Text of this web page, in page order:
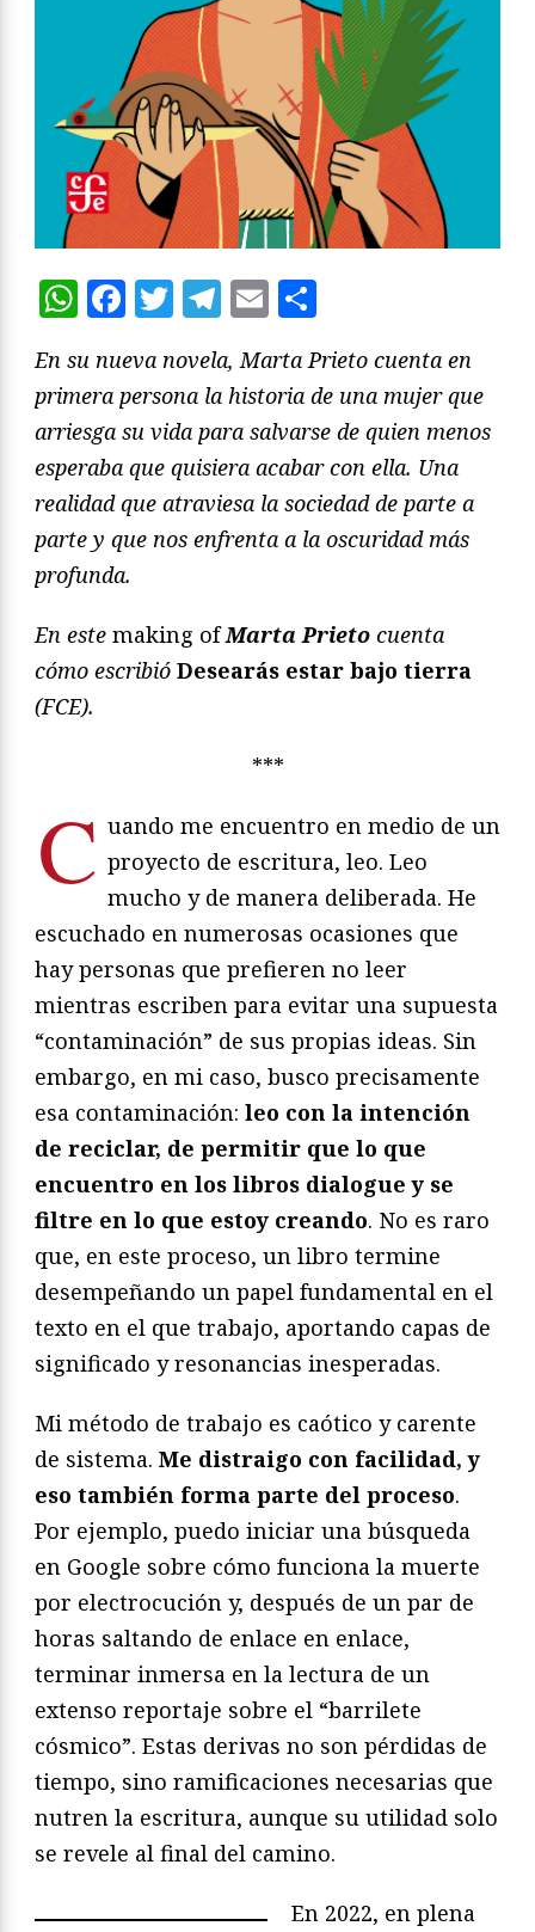
WhatsApp
Facebook
Twitter
Telegram
Email
En su nueva novela, Marta Prieto cuenta en
primera persona la historia de una mujer que
arriesga su vida para salvarse de quien menos
esperaba que quisiera acabar con ella. Una
realidad que atraviesa la sociedad de parte a
parte y que nos enfrenta a la oscuridad más
profunda.
En este making ofMarta Prieto cuenta
cómo escribió Desearás estar bajo tierra
(FCE).
***
C uando me encuentro en medio de un
proyecto de escritura, leo. Leo
mucho y de manera deliberada. He
escuchado en numerosas ocasiones que
hay personas que prefieren no leer
mientras escriben para evitar una supuesta
“contaminación” de sus propias ideas. Sin
embargo, en mi caso, busco precisamente
esa contaminación: leo con la intención
de reciclar, de permitir que lo que
encuentro en los libros dialogue y se
filtre en lo que estoy creando. No es raro
que, en este proceso, un libro termine
desempeñando un papel fundamental en el
texto en el que trabajo, aportando capas de
significado y resonancias inesperadas.
Mi método de trabajo es caótico y carente
de sistema. Me distraigo con facilidad, y
eso también forma parte del proceso.
Por ejemplo, puedo iniciar una búsqueda
en Google sobre cómo funciona la muerte
por electrocución y, después de un par de
horas saltando de enlace en enlace,
terminar inmersa en la lectura de un
extenso reportaje sobre el “barrilete
cósmico”. Estas derivas no son pérdidas de
tiempo, sino ramificaciones necesarias que
nutren la escritura, aunque su utilidad solo
se revele al final del camino.
En 2022, en plena